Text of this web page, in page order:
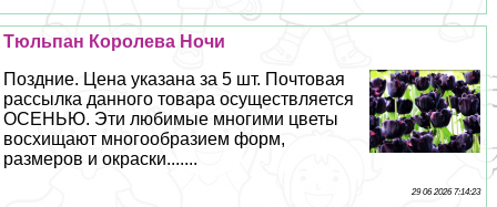
Тюльпан Королева Ночи
Поздние. Цена указана за 5 шт. Почтовая
рассылка данного товара осуществляется
ОСЕНЬЮ. Эти любимые многими цветы
восхищают многообразием форм,
размеров и окраски.......
29 06 2026 7:14:23